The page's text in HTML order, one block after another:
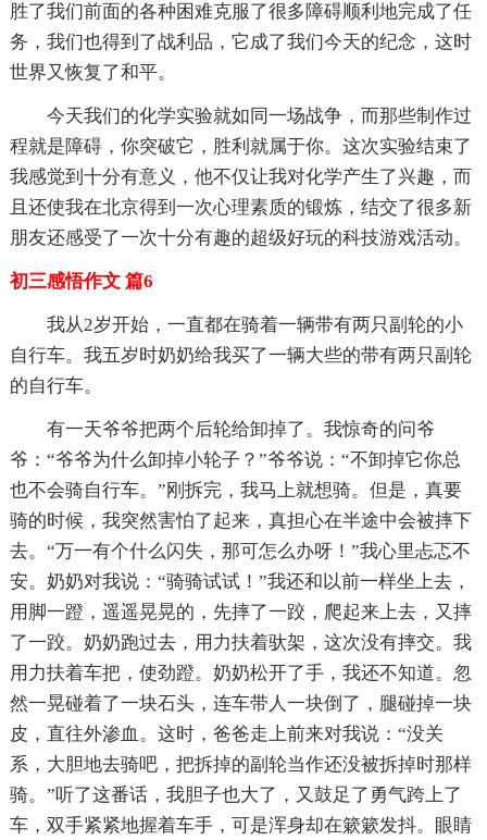
胜了我们前面的各种困难克服了很多障碍顺利地完成了任
务，我们也得到了战利品，它成了我们今天的纪念，这时
世界又恢复了和平。
今天我们的化学实验就如同一场战争，而那些制作过
程就是障碍，你突破它，胜利就属于你。这次实验结束了
我感觉到十分有意义，他不仅让我对化学产生了兴趣，而
且还使我在北京得到一次心理素质的锻炼，结交了很多新
朋友还感受了一次十分有趣的超级好玩的科技游戏活动。
初三感悟作文 篇6
我从2岁开始，一直都在骑着一辆带有两只副轮的小
自行车。我五岁时奶奶给我买了一辆大些的带有两只副轮
的自行车。
有一天爷爷把两个后轮给卸掉了。我惊奇的问爷
爷：“爷爷为什么卸掉小轮子？”爷爷说：“不卸掉它你总
也不会骑自行车。”刚拆完，我马上就想骑。但是，真要
骑的时候，我突然害怕了起来，真担心在半途中会被摔下
去。“万一有个什么闪失，那可怎么办呀！”我心里忐忑不
安。奶奶对我说：“骑骑试试！”我还和以前一样坐上去，
用脚一蹬，遥遥晃晃的，先摔了一跤，爬起来上去，又摔
了一跤。奶奶跑过去，用力扶着驮架，这次没有摔交。我
用力扶着车把，使劲蹬。奶奶松开了手，我还不知道。忽
然一晃碰着了一块石头，连车带人一块倒了，腿碰掉一块
皮，直往外渗血。这时，爸爸走上前来对我说：“没关
系，大胆地去骑吧，把拆掉的副轮当作还没被拆掉时那样
骑。”听了这番话，我胆子也大了，又鼓足了勇气跨上了
车，双手紧紧地握着车手，可是浑身却在簌簌发抖。眼睛